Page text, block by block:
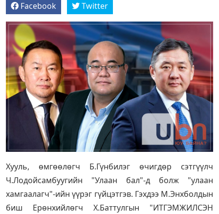
Facebook Twitter
Хууль, өмгөөлөгч Б.Гүнбилэг өчигдөр сэтгүүлч
Ч.Лодойсамбуугийн "Улаан бал"-д болж "улаан
хамгаалагч"-ийн үүрэг гүйцэтгэв. Гэхдээ М.Энхболдын
биш Ерөнхийлөгч Х.Баттулгын "ИТГЭМЖИЛСЭН